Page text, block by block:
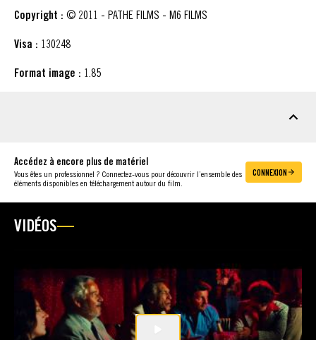
Copyright : © 2011 - PATHE FILMS - M6 FILMS
Visa : 130248
Format image : 1.85
Accédez à encore plus de matériel
Vous êtes un professionnel ? Connectez-vous pour découvrir l’ensemble des
éléments disponibles en téléchargement autour du film.
CONNEXION
VIDÉOS